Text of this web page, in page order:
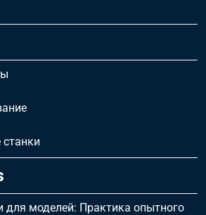
для моделей: Практика опытного